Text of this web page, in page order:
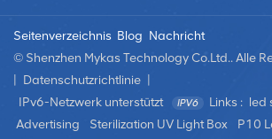
Seitenverzeichnis Blog Nachricht
© Shenzhen Mykas Technology Co.Ltd.. Alle
Datenschutzrichtlinie
IPv6-Netzwerk unterstützt
Links : led
Advertising
Sterilization UV Light Box P10